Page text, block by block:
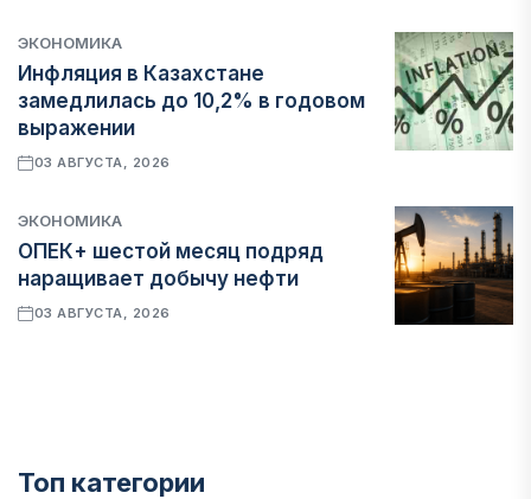
ЭКОНОМИКА
Инфляция в Казахстане
замедлилась до 10,2% в годовом
выражении
03 АВГУСТА, 2026
ЭКОНОМИКА
ОПЕК+ шестой месяц подряд
наращивает добычу нефти
03 АВГУСТА, 2026
Топ категории